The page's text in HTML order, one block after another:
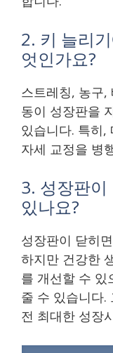
2. 키 늘리
엇인가요?
스트레칭, 농구,
동이 성장판을
있습니다. 특히,
자세 교정을 병
3. 성장판이
있나요?
성장판이 닫히
하지만 건강한
를 개선할 수 있
줄 수 있습니다.
전 최대한 성장